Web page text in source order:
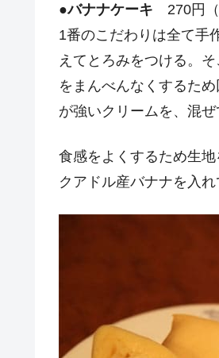
●バナナケーキ 270円（
1番のこだわりは全て手
えてとろみをつける。
をまんべんなくするた
が強いクリームを、混
食感をよくするため生
クアドル産バナナを入